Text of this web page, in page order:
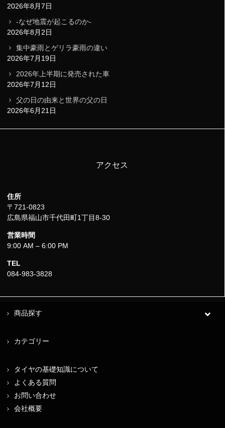
2026年8月7日
-なぜ地震が起こるのか-
2026年8月2日
集中豪雨とゲリラ豪雨の違い
2026年7月19日
2026年上半期に発売された車
2026年7月12日
父の日の由来と世界の父の日
2026年6月21日
アクセス
住所
〒721-0823
広島県福山市千代田町1丁目8-30
営業時間
9:00 AM – 6:00 PM
TEL
084-983-3828
商品探す
カテゴリー
タイヤの基礎知識について
よくある質問
お問い合わせ
会社概要